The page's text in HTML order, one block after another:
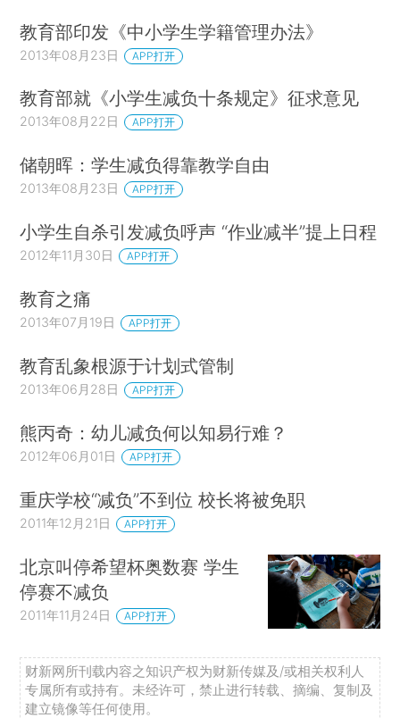
教育部印发《中小学生学籍管理办法》
2013年08月23日 APP打开
教育部就《小学生减负十条规定》征求意见
2013年08月22日 APP打开
储朝晖：学生减负得靠教学自由
2013年08月23日 APP打开
小学生自杀引发减负呼声 “作业减半”提上日程
2012年11月30日 APP打开
教育之痛
2013年07月19日 APP打开
教育乱象根源于计划式管制
2013年06月28日 APP打开
熊丙奇：幼儿减负何以知易行难？
2012年06月01日 APP打开
重庆学校“减负”不到位 校长将被免职
2011年12月21日 APP打开
北京叫停希望杯奥数赛 学生
停赛不减负
2011年11月24日 APP打开
财新网所刊载内容之知识产权为财新传媒及/或相关权利人
专属所有或持有。未经许可，禁止进行转载、摘编、复制及
建立镜像等任何使用。